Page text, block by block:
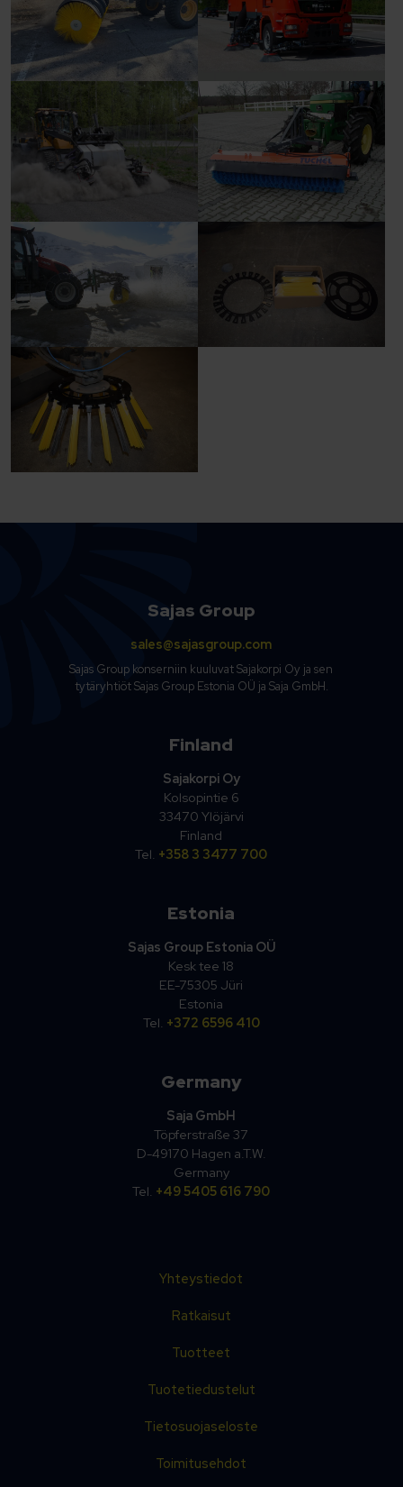
Sajas Group
sales@sajasgroup.com
Sajas Group konserniin kuuluvat Sajakorpi Oy ja sen
tytäryhtiöt Sajas Group Estonia OÜ ja Saja GmbH.
Finland
Sajakorpi Oy
Kolsopintie 6
33470 Ylöjärvi
Finland
Tel. +358 3 3477 700
Estonia
Sajas Group Estonia OÜ
Kesk tee 18
EE-75305 Jüri
Estonia
Tel. +372 6596 410
Germany
Saja GmbH
Töpferstraße 37
D-49170 Hagen a.T.W.
Germany
Tel. +49 5405 616 790
Yhteystiedot
Ratkaisut
Tuotteet
Tuotetiedustelut
Tietosuojaseloste
Toimitusehdot